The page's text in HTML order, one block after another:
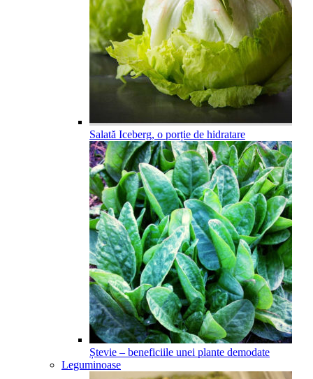
Salată Iceberg, o porție de hidratare
Ștevie – beneficiile unei plante demodate
Leguminoase